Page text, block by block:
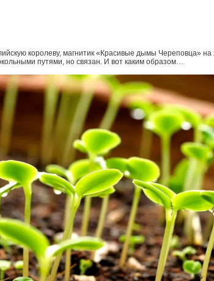
королеву, магнитик «Красивые дымы Череповца»
путями, но связан. И вот каким образом…